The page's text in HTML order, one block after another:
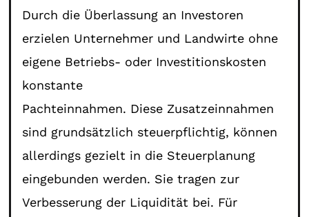
Durch die Überlassung an Investoren
erzielen Unternehmer und Landwirte ohne
eigene Betriebs- oder Investitionskosten
konstante
Pachteinnahmen. Diese Zusatzeinnahmen
sind grundsätzlich steuerpflichtig, können
allerdings gezielt in die Steuerplanung
eingebunden werden. Sie tragen zur
Verbesserung der Liquidität bei. Für